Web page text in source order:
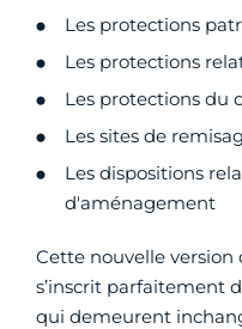
Les protections
Les protections
Les protections du
Les sites de
Les dispositions
d'aménagement
Cette nouvelle
s’inscrit parfaitement
qui demeurent